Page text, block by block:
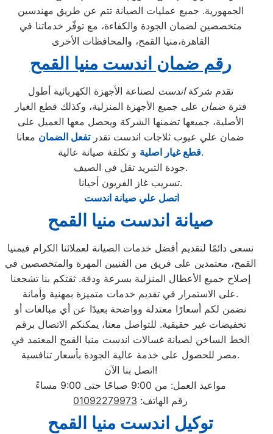
الجمهورية. جميع عمليات الصيانة تتم عن طريق مهندسين
متخصصين لضمان الجودة والكفاءة، مع توفّر خدماتنا في
القاهرة،منيا القمح، والمحافظات الأخرى
رقم ضمان اندست منيا القمح
تقدم شركةاندست لصناعة الأجهزة الكهربائية أطول
فترةضمان على جميع الأجهزة المنزلية، وكذلك قطع الغيار
الأصلية، جميعها تضمنها الشركة ويحصل معها العميل على
ضمان علي عيوب ثلاجات اندست تقدرتفعل الضمان معانا
قطع غيار اصليةو تكلفة صيانة عالية.
جودة التبريد تقل في الصيف.
تسريب غاز الفريون أحيانا.
اتصل علي صيانة اندست
صيانة اندست منيا القمح
نسعى دائمًا لتقديم أفضل خدمات الصيانة لعملائنا الكرام فيمنيا
القمح، معتمدين على فريق من الفنيين المهرة والمتخصصين في
إصلاح جميع الأعطال المنزلية بسرعة ودقة. ثقتكم بنا تشجعنا
على الاستمرار في تقديم خدمات متميزة بمهنية وأمانة.
نضمن لكم أسعارًا معتدلة وواضحة بعيدًا عن أي مبالغات أو
تخفيضات غير حقيقية. للتواصل معنا، يمكنكم الاتصال برقم
الخط الساخن لصيانة غسالات اندست منيا القمح المعتمد في
مصر للحصول على خدمة عالية الجودة بأسعار تنافسية.
اتصل بنا الآن!
مواعيد العمل: من 9:00 صباحًا حتى 9:00 مساءً
رقم الهاتف: 01092279973
توكيل اندست منيا القمح